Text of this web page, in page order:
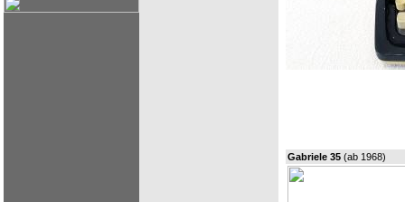
Gabriele 35 (ab 1968)